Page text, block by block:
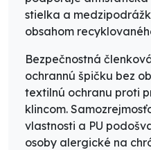
stielka a
obsahom
Bezpečnostná
ochrannú špičku bez
textilnú ochranu proti
klincom.
vlastnosti a PU
osoby alergické na